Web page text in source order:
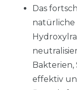
Das
effektiv